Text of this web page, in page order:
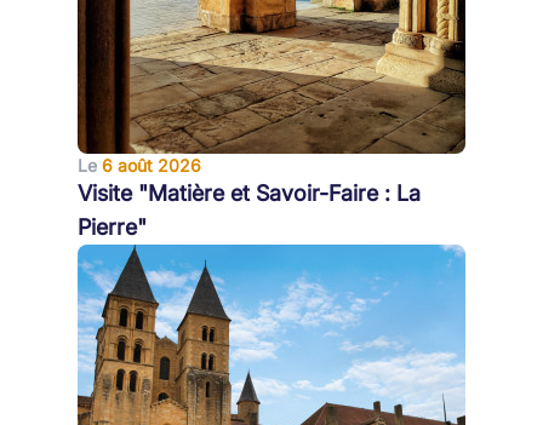
Le 6 août 2026
Visite "Matière et Savoir-Faire : La
Pierre"